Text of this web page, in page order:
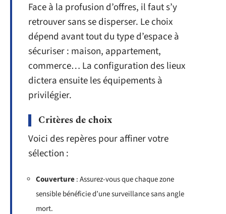
Face à la profusion d’offres, il faut s’y
retrouver sans se disperser. Le choix
dépend avant tout du type d’espace à
sécuriser : maison, appartement,
commerce… La configuration des lieux
dictera ensuite les équipements à
privilégier.
Critères de choix
Voici des repères pour affiner votre
sélection :
Couverture: Assurez-vous que chaque zone
sensible bénéficie d’une surveillance sans angle
mort.